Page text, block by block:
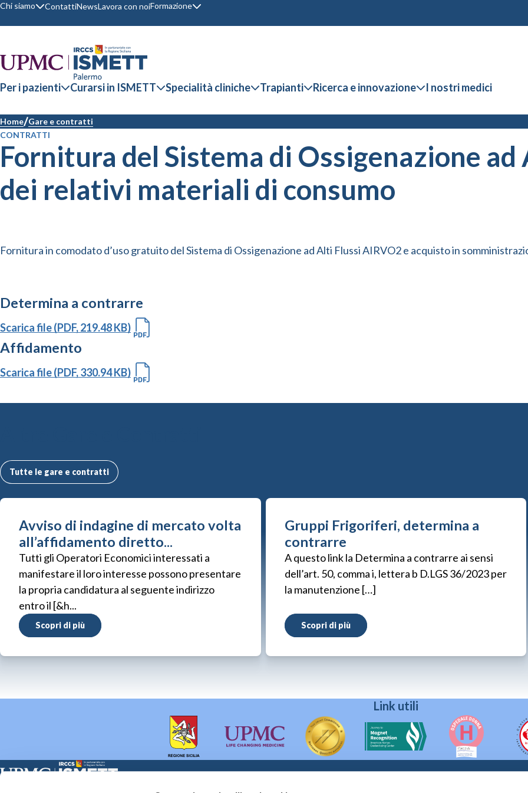
Chi siamo ContattiNewsLavora con noiFormazione
Per i pazienti Curarsi in ISMETT Specialità cliniche Trapianti Ricerca e innovazione I nostri medici
Home Gare e contratti
CONTRATTI
Fornitura del Sistema di Ossigenazione
dei relativi materiali di consumo
Fornitura in comodato d’uso gratuito del Sistema di Ossigenazione ad Alti Flussi AIRVO2 e acquisto in
Determina a contrarre
Scarica file (PDF, 219.48 KB)
Affidamento
Scarica file (PDF, 330.94 KB)
Tutte le gare e contratti
Avviso di indagine di mercato volta
all’affidamento diretto...
Tutti gli Operatori Economici interessati a
manifestare il loro interesse possono presentare
la propria candidatura al seguente indirizzo
entro il [&h...
Scopri di più
Gruppi Frigoriferi, determina a
contrarre
A questo link la Determina a contrarre ai sensi
dell’art. 50, comma i, lettera b D.LGS 36/2023 per
la manutenzione […]
Scopri di più
Link utili